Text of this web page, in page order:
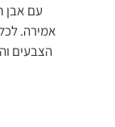
עם אבן
אמירה.
הצבעים